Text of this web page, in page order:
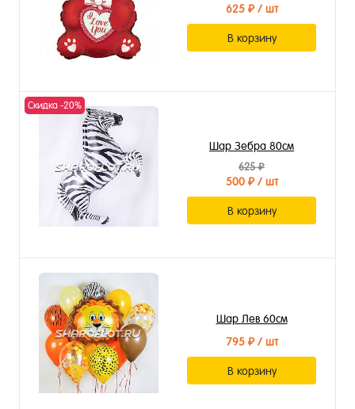
625 ₽/ шт
В корзину
Скидка -20%
Шар Зебра 80см
625 ₽
500 ₽/ шт
В корзину
Шар Лев 60см
795 ₽/ шт
В корзину